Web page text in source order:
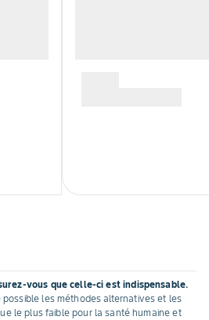
vous que celle-ci est indispensable.
possible les méthodes alternatives et les
le plus faible pour la santé humaine et